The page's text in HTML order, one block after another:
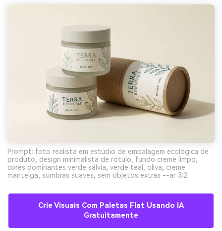
Prompt: foto realista em estúdio de embalagem ecológica de
produto, design minimalista de rótulo, fundo creme limpo,
cores dominantes verde sálvia, verde teal, oliva, creme
manteiga, sombras suaves, sem objetos extras --ar 3:2
Crie Visuais Com Paletas Flat Usando IA
Gratuitamente